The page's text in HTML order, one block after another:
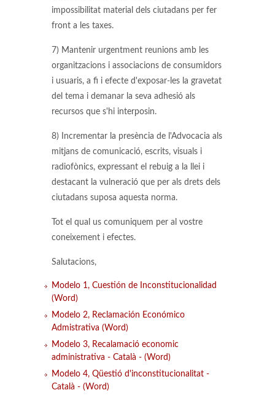
impossibilitat material dels ciutadans per fer
front a les taxes.
7) Mantenir urgentment reunions amb les
organitzacions i associacions de consumidors
i usuaris, a fi i efecte d'exposar-les la gravetat
del tema i demanar la seva adhesió als
recursos que s'hi interposin.
8) Incrementar la presència de l'Advocacia als
mitjans de comunicació, escrits, visuals i
radiofònics, expressant el rebuig a la llei i
destacant la vulneració que per als drets dels
ciutadans suposa aquesta norma.
Tot el qual us comuniquem per al vostre
coneixement i efectes.
Salutacions,
Modelo 1, Cuestión de Inconstitucionalidad
(Word)
Modelo 2, Reclamación Económico
Admistrativa (Word)
Modelo 3, Recalamació economic
administrativa - Català - (Word)
Modelo 4, Qüestió d'inconstitucionalitat -
Català - (Word)